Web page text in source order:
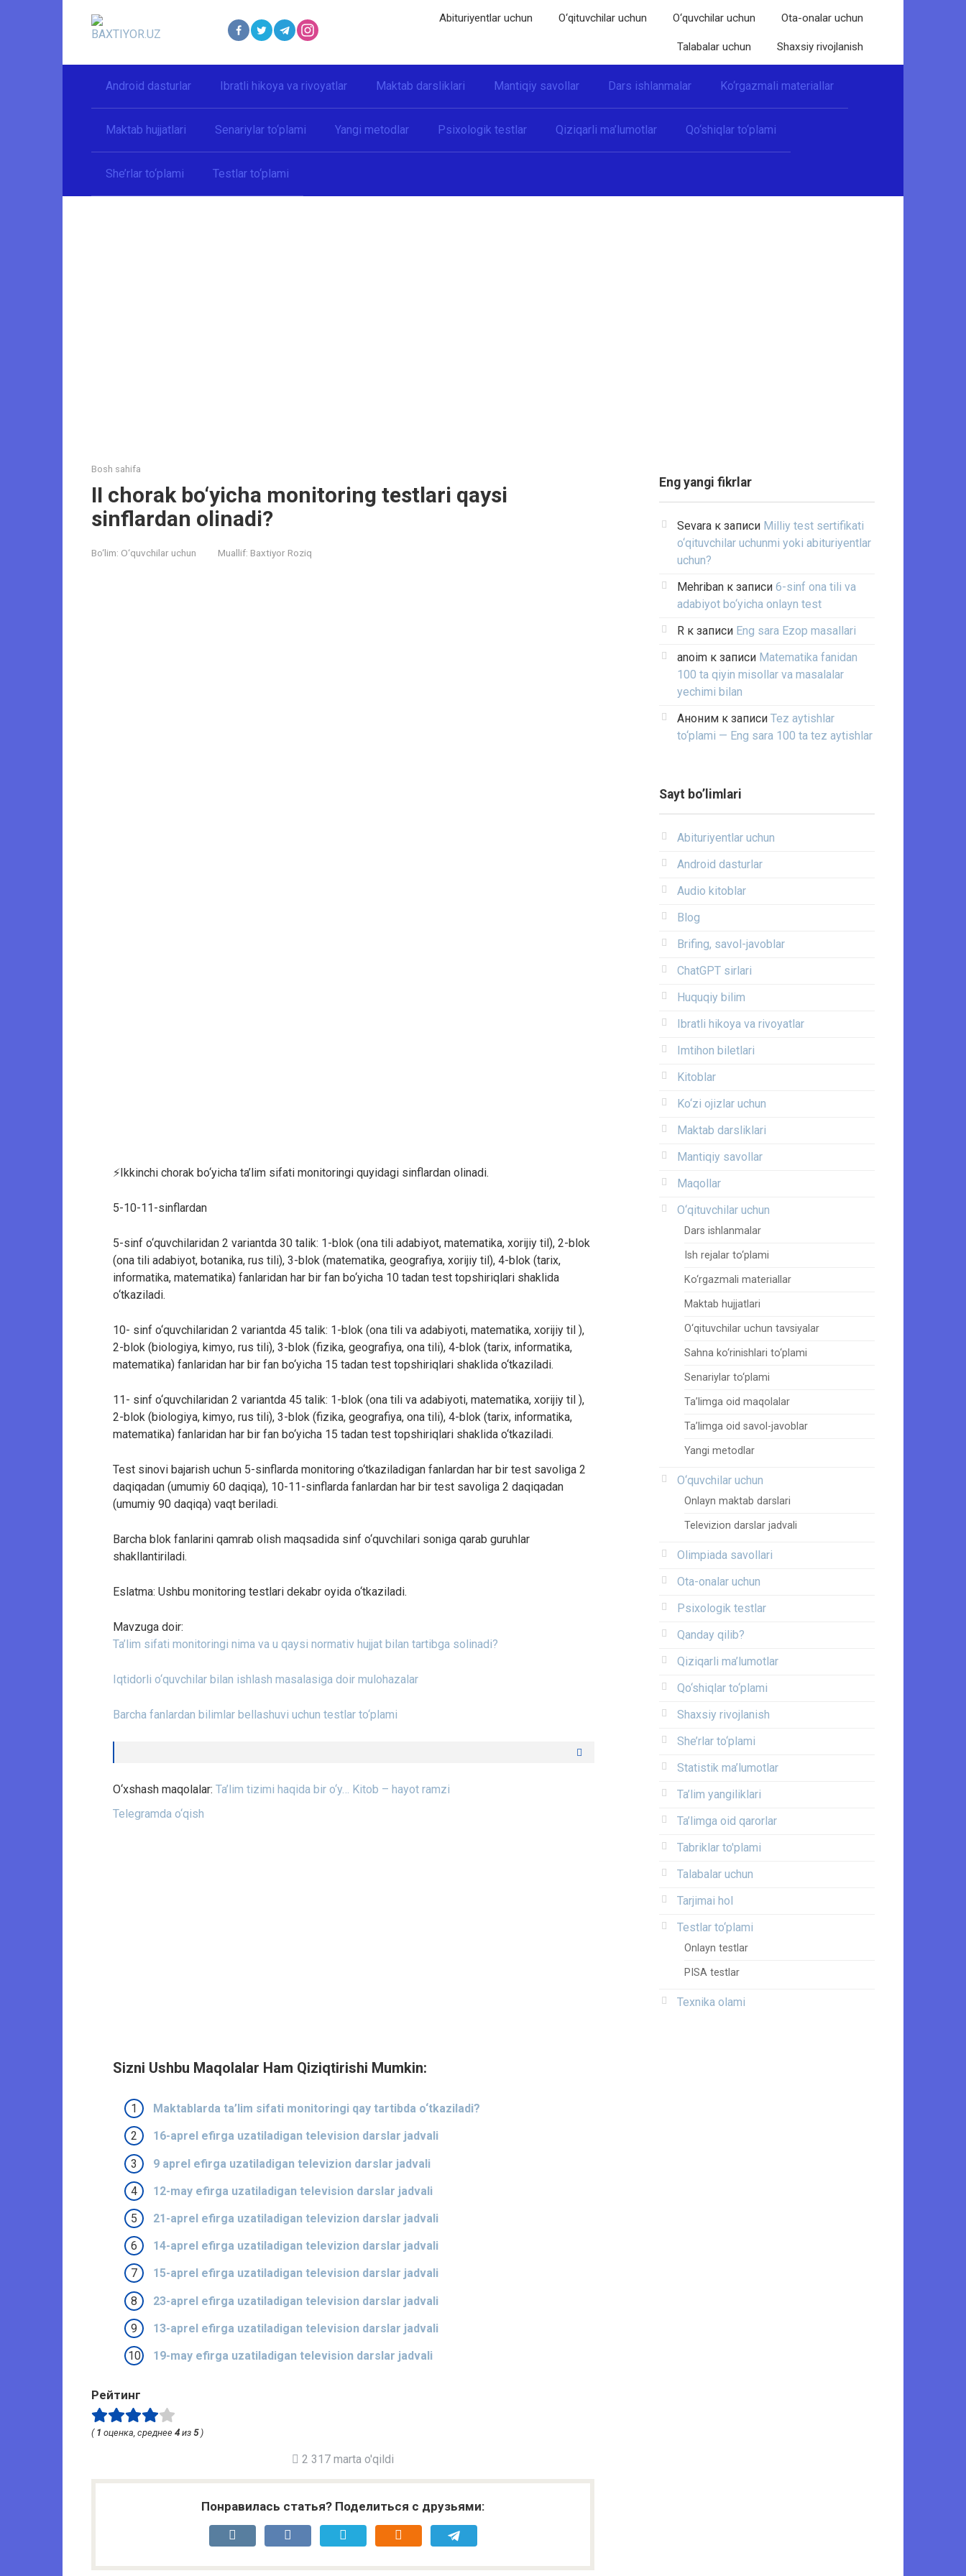
Abituriyentlar uchun O‘qituvchilar uchun O‘quvchilar uchun Ota-onalar uchun
Talabalar uchun Shaxsiy rivojlanish
Android dasturlar Ibratli hikoya va rivoyatlar Maktab darsliklari Mantiqiy savollar Dars ishlanmalar Ko‘rgazmali materiallar
Maktab hujjatlari Senariylar to‘plami Yangi metodlar Psixologik testlar Qiziqarli ma’lumotlar Qo‘shiqlar to‘plami
She’rlar to‘plami Testlar to‘plami
Bosh sahifa
II chorak bo‘yicha monitoring testlari qaysi
sinflardan olinadi?
Bo‘lim: O‘quvchilar uchun Muallif: Baxtiyor Roziq
⚡️Ikkinchi chorak bo‘yicha ta’lim sifati monitoringi quyidagi sinflardan olinadi.
5-10-11-sinflardan
5-sinf o‘quvchilaridan 2 variantda 30 talik: 1-blok (ona tili adabiyot, matematika, xorijiy til), 2-blok
(ona tili adabiyot, botanika, rus tili), 3-blok (matematika, geografiya, xorijiy til), 4-blok (tarix,
informatika, matematika) fanlaridan har bir fan bo‘yicha 10 tadan test topshiriqlari shaklida
o‘tkaziladi.
10- sinf o‘quvchilaridan 2 variantda 45 talik: 1-blok (ona tili va adabiyoti, matematika, xorijiy til ),
2-blok (biologiya, kimyo, rus tili), 3-blok (fizika, geografiya, ona tili), 4-blok (tarix, informatika,
matematika) fanlaridan har bir fan bo‘yicha 15 tadan test topshiriqlari shaklida o‘tkaziladi.
11- sinf o‘quvchilaridan 2 variantda 45 talik: 1-blok (ona tili va adabiyoti, matematika, xorijiy til ),
2-blok (biologiya, kimyo, rus tili), 3-blok (fizika, geografiya, ona tili), 4-blok (tarix, informatika,
matematika) fanlaridan har bir fan bo‘yicha 15 tadan test topshiriqlari shaklida o‘tkaziladi.
Test sinovi bajarish uchun 5-sinflarda monitoring o‘tkaziladigan fanlardan har bir test savoliga 2
daqiqadan (umumiy 60 daqiqa), 10-11-sinflarda fanlardan har bir test savoliga 2 daqiqadan
(umumiy 90 daqiqa) vaqt beriladi.
Barcha blok fanlarini qamrab olish maqsadida sinf o‘quvchilari soniga qarab guruhlar
shakllantiriladi.
Eslatma: Ushbu monitoring testlari dekabr oyida o‘tkaziladi.
Mavzuga doir:
Ta’lim sifati monitoringi nima va u qaysi normativ hujjat bilan tartibga solinadi?
Iqtidorli o‘quvchilar bilan ishlash masalasiga doir mulohazalar
Barcha fanlardan bilimlar bellashuvi uchun testlar to‘plami
O‘xshash maqolalar: Ta’lim tizimi haqida bir o‘y… Kitob – hayot ramzi
Telegramda o‘qish
Sizni Ushbu Maqolalar Ham Qiziqtirishi Mumkin:
Maktablarda ta’lim sifati monitoringi qay tartibda o‘tkaziladi?
16-aprel efirga uzatiladigan television darslar jadvali
9 aprel efirga uzatiladigan televizion darslar jadvali
12-may efirga uzatiladigan television darslar jadvali
21-aprel efirga uzatiladigan televizion darslar jadvali
14-aprel efirga uzatiladigan televizion darslar jadvali
15-aprel efirga uzatiladigan television darslar jadvali
23-aprel efirga uzatiladigan television darslar jadvali
13-aprel efirga uzatiladigan television darslar jadvali
19-may efirga uzatiladigan television darslar jadvali
Рейтинг
( 1 оценка, среднее 4 из 5)
2 317 marta o'qildi
Понравилась статья? Поделиться с друзьями:
Eng yangi fikrlar
Sevara к записи Milliy test sertifikati
o‘qituvchilar uchunmi yoki abituriyentlar
uchun?
Mehriban к записи 6-sinf ona tili va
adabiyot bo‘yicha onlayn test
R к записи Eng sara Ezop masallari
anoim к записи Matematika fanidan
100 ta qiyin misollar va masalalar
yechimi bilan
Аноним к записи Tez aytishlar
to‘plami — Eng sara 100 ta tez aytishlar
Sayt bo’limlari
Abituriyentlar uchun
Android dasturlar
Audio kitoblar
Blog
Brifing, savol-javoblar
ChatGPT sirlari
Huquqiy bilim
Ibratli hikoya va rivoyatlar
Imtihon biletlari
Kitoblar
Ko‘zi ojizlar uchun
Maktab darsliklari
Mantiqiy savollar
Maqollar
O‘qituvchilar uchun
Dars ishlanmalar
Ish rejalar to‘plami
Ko‘rgazmali materiallar
Maktab hujjatlari
O‘qituvchilar uchun tavsiyalar
Sahna ko‘rinishlari to‘plami
Senariylar to‘plami
Ta’limga oid maqolalar
Ta’limga oid savol-javoblar
Yangi metodlar
O‘quvchilar uchun
Onlayn maktab darslari
Televizion darslar jadvali
Olimpiada savollari
Ota-onalar uchun
Psixologik testlar
Qanday qilib?
Qiziqarli ma’lumotlar
Qo‘shiqlar to‘plami
Shaxsiy rivojlanish
She’rlar to‘plami
Statistik ma’lumotlar
Ta’lim yangiliklari
Ta’limga oid qarorlar
Tabriklar to'plami
Talabalar uchun
Tarjimai hol
Testlar to‘plami
Onlayn testlar
PISA testlar
Texnika olami